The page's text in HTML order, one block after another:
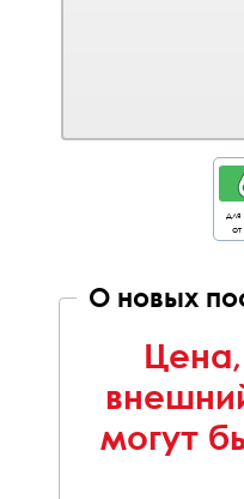
от
О новых
могут